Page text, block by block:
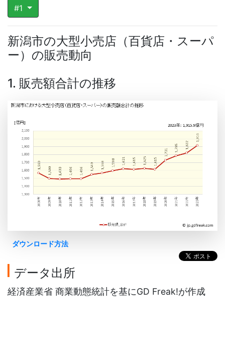
#1
新潟市の大型小売店（百貨店・スーパ
ー）の販売動向
1. 販売額合計の推移
ダウンロード方法
データ出所
経済産業省 商業動態統計を基にGD Freak!が作成